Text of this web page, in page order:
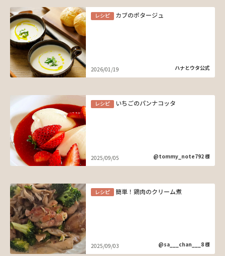
レシピ カブのポタージュ
2026/01/19 ハナとウタ公式
レシピ いちごのパンナコッタ
2025/09/05 @tommy_note792 様
レシピ 簡単！鶏肉のクリーム煮
2025/09/03 @sa___chan___8 様